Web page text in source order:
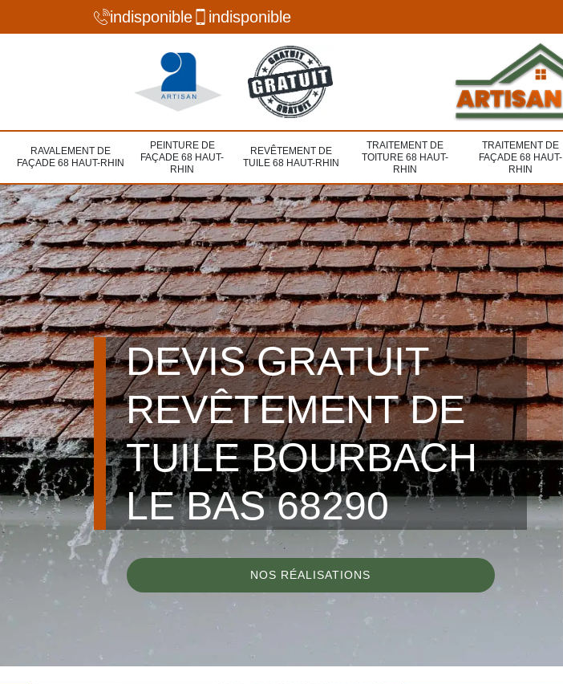
indisponible indisponible
RAVALEMENT DE
FAÇADE 68 HAUT-RHIN
PEINTURE DE
FAÇADE 68 HAUT-
RHIN
REVÊTEMENT DE
TUILE 68 HAUT-RHIN
TRAITEMENT DE
TOITURE 68 HAUT-
RHIN
TRAITEMENT DE
FAÇADE 68 HAUT-
RHIN
DEVIS GRATUIT
REVÊTEMENT DE
TUILE BOURBACH
LE BAS 68290
NOS RÉALISATIONS